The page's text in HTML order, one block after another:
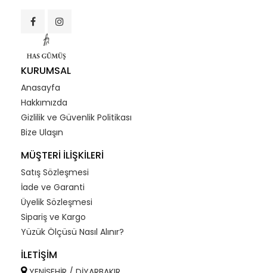
KURUMSAL
Anasayfa
Hakkımızda
Gizlilik ve Güvenlik Politikası
Bize Ulaşın
MÜŞTERİ İLİŞKİLERİ
Satış Sözleşmesi
İade ve Garanti
Üyelik Sözleşmesi
Sipariş ve Kargo
Yüzük Ölçüsü Nasıl Alınır?
İLETİŞİM